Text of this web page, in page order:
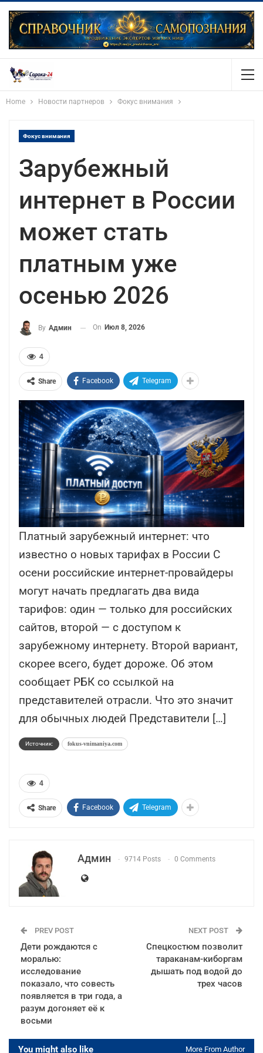
Home Новости партнеров Фокус внимания
Фокус внимания
Зарубежный
интернет в России
может стать
платным уже
осенью 2026
By Админ On Июл 8, 2026
4
Share Facebook Telegram
Платный зарубежный интернет: что
известно о новых тарифах в России С
осени российские интернет-провайдеры
могут начать предлагать два вида
тарифов: один — только для российских
сайтов, второй — с доступом к
зарубежному интернету. Второй вариант,
скорее всего, будет дороже. Об этом
сообщает РБК со ссылкой на
представителей отрасли. Что это значит
для обычных людей Представители […]
Источник: fokus-vnimaniya.com
4
Share Facebook Telegram
Админ 9714 Posts 0 Comments
PREV POST
Дети рождаются с
моралью:
исследование
показало, что совесть
появляется в три года, а
разум догоняет её к
восьми
NEXT POST
Спецкостюм позволит
тараканам-киборгам
дышать под водой до
трех часов
You might also like More From Author